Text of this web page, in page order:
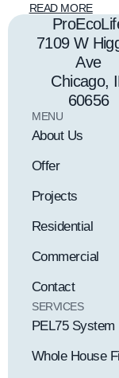
READ MORE
7109 W
Ave
Chicago,
60656
MENU
About Us
Offer
Projects
Residential
Commercial
Contact
SERVICES
PEL75 System
Whole House